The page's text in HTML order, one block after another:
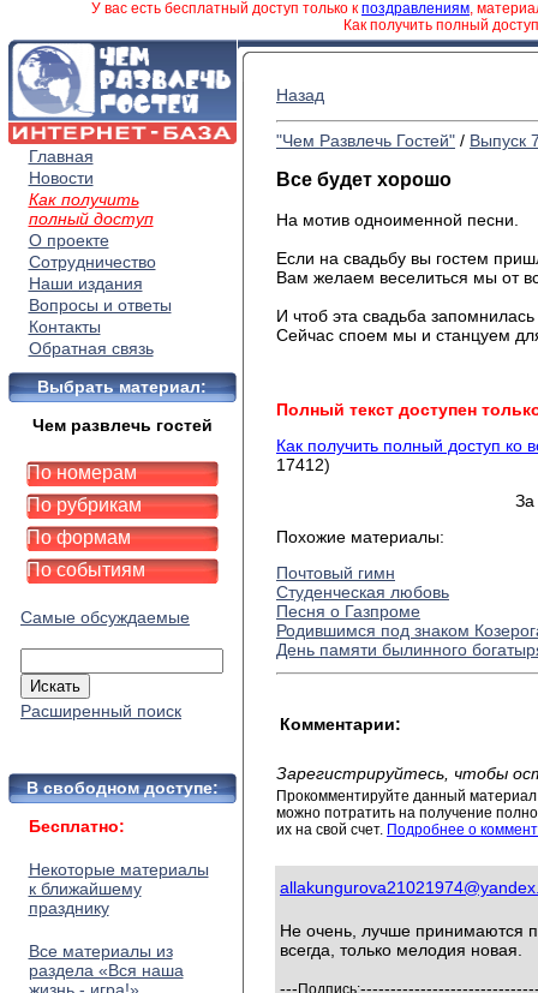
У вас есть бесплатный доступ только к поздравлениям,
Как получить полный
Главная
Новости
Как получить
полный доступ
О проекте
Сотрудничество
Наши издания
Вопросы и ответы
Контакты
Обратная связь
Выбрать материал:
Чем развлечь гостей
По номерам
По рубрикам
По формам
По событиям
Самые обсуждаемые
Расширенный поиск
В свободном доступе:
Бесплатно:
Некоторые материалы
к ближайшему
празднику
Все материалы из
раздела «Вся наша
Назад
"Чем Развлечь Гостей" / Выпуск
Все будет хорошо
На мотив одноименной песни.
Если на свадьбу вы гостем
Вам желаем веселиться мы от
И чтоб эта свадьба
Сейчас споем мы и станцуем
Полный текст доступен
Как получить полный доступ ко
17412)
За
Похожие материалы:
Почтовый гимн
Студенческая любовь
Песня о Газпроме
Родившимся под знаком
День памяти былинного
Комментарии:
Зарегистрируйтесь, чтобы
Прокомментируйте данный
можно потратить на получение
их на свой счет. Подробнее о
Не очень, лучше принимаются
всегда, только мелодия новая.
--- Подпись: